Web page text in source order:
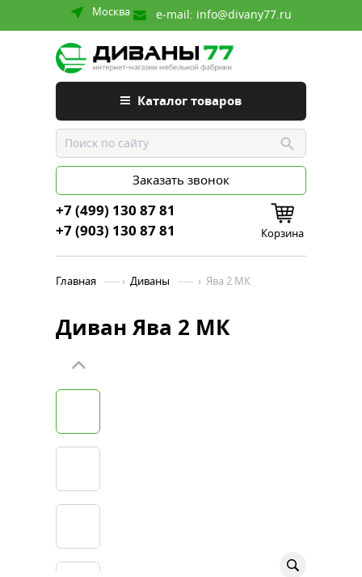
Москва e-mail: info@divany77.ru
Каталог товаров
Заказать звонок
+7 (499) 130 87 81
+7 (903) 130 87 81
Корзина
Главная › Диваны › Ява 2 МК
Диван Ява 2 МК